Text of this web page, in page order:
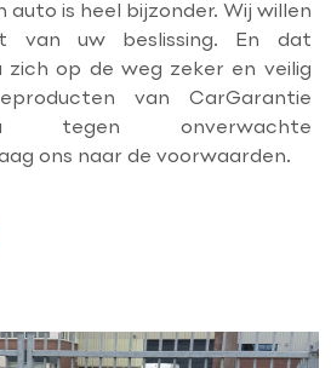
auto is heel bijzonder. Wij willen
van uw beslissing. En dat
op de weg zeker en veilig
van CarGarantie
tegen onverwachte
ons naar de voorwaarden.